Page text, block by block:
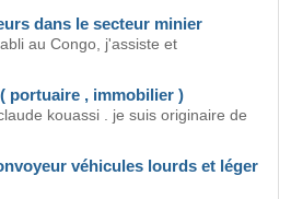
dans le secteur minier
au Congo, j'assiste et
portuaire , immobilier )
kouassi . je suis originaire de
véhicules lourds et léger